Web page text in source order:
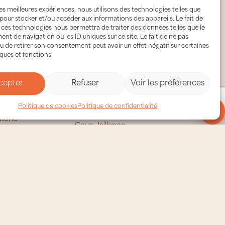
meilleures expériences, nous utilisons des technologies telles que
pour stocker et/ou accéder aux informations des appareils. Le fait de
technologies nous permettra de traiter des données telles que le
de navigation ou les ID uniques sur ce site. Le fait de ne pas
de retirer son consentement peut avoir un effet négatif sur certaines
et fonctions.
Refuser Voir les préférences
Politique de cookiesPolitique de confidentialité
Je m'abonne
Frigoulette, j’accepte que mon adresse email soit
et offres promotionnelles en lien avec
Frigoulette
Autour de Chocolats
Cave Jaillance